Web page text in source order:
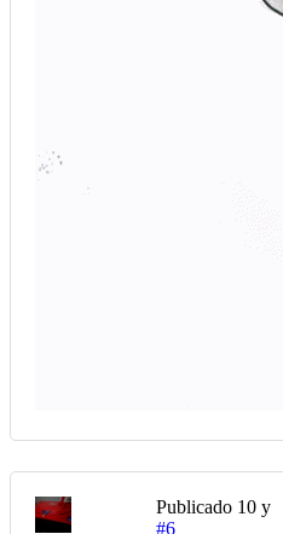
Publicado 10 y
#6